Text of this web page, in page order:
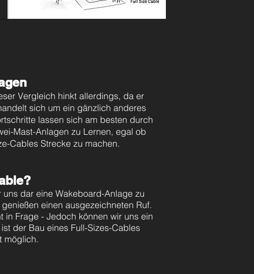
Vergleich hinkt allerdings, da er
sich um ein gänzlich anderes
lassen sich am besten durch
Mast-Anlagen zu Lernen, egal ob
Cables Strecke zu machen.
dar eine Wakeboard-Anlage zu
einen ausgezeichneten Ruf.
in Frage - Jedoch können wir uns ein
der Bau eines Full-Sizes-Cables
möglich.